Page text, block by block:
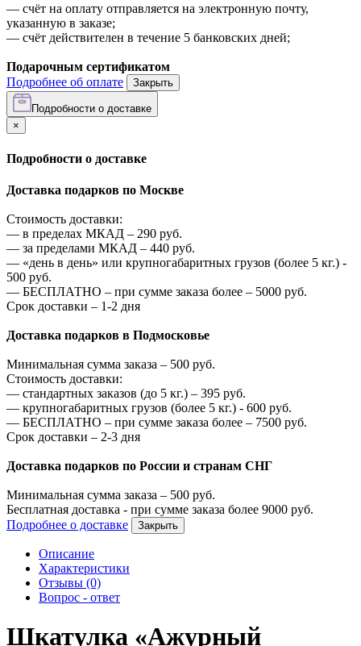
— счёт на оплату отправляется на электронную почту,
указанную в заказе;
— счёт действителен в течение 5 банковских дней;
Подарочным сертификатом
Подробнее об оплате
Закрыть
Подробности о доставке
×
Подробности о доставке
Доставка подарков по Москве
Стоимость доставки:
— в пределах МКАД – 290 руб.
— за пределами МКАД – 440 руб.
— «день в день» или крупногабаритных грузов (более 5 кг.) -
500 руб.
— БЕСПЛАТНО – при сумме заказа более – 5000 руб.
Срок доставки – 1-2 дня
Доставка подарков в Подмосковье
Минимальная сумма заказа – 500 руб.
Стоимость доставки:
— стандартных заказов (до 5 кг.) – 395 руб.
— крупногабаритных грузов (более 5 кг.) - 600 руб.
— БЕСПЛАТНО – при сумме заказа более – 7500 руб.
Срок доставки – 2-3 дня
Доставка подарков по России и странам СНГ
Минимальная сумма заказа – 500 руб.
Бесплатная доставка - при сумме заказа более 9000 руб.
Подробнее о доставке
Закрыть
Описание
Характеристики
Отзывы (0)
Вопрос - ответ
Шкатулка «Ажурный